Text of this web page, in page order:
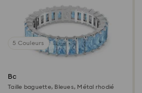
5 Couleurs
Bague Matrix
Taille baguette, Bleues, Métal rhodié